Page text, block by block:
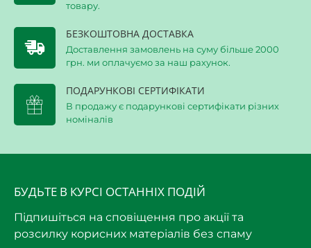
товару.
БЕЗКОШТОВНА ДОСТАВКА
Доставлення замовлень на суму більше 2000
грн. ми оплачуємо за наш рахунок.
ПОДАРУНКОВІ СЕРТИФІКАТИ
В продажу є подарункові сертифікати різних
номіналів
БУДЬТЕ В КУРСІ ОСТАННІХ ПОДІЙ
Підпишіться на сповіщення про акції та
розсилку корисних матеріалів без спаму